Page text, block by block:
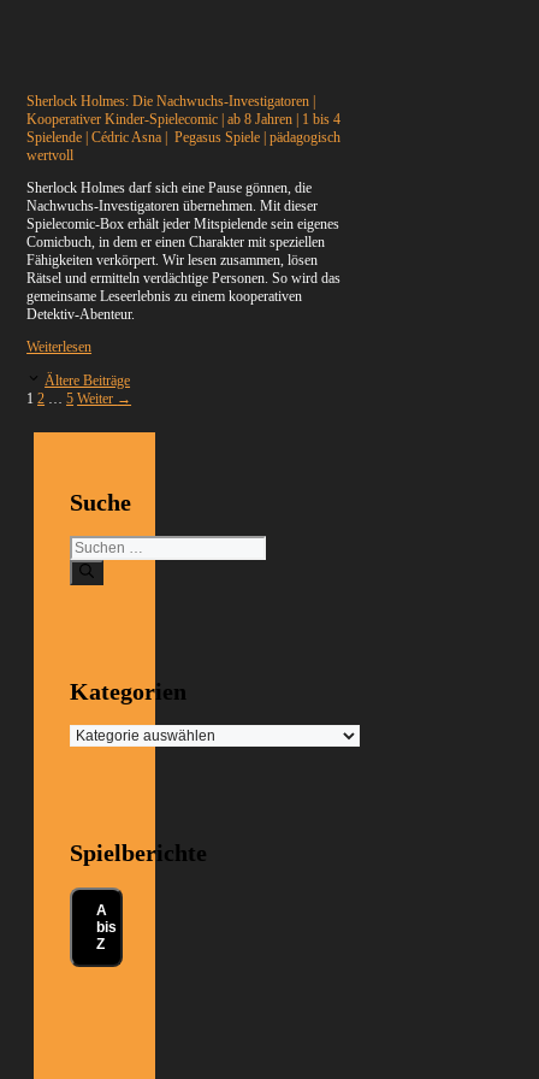
Sherlock Holmes: Die Nachwuchs-Investigatoren |
Kooperativer Kinder-Spielecomic | ab 8 Jahren | 1 bis 4
Spielende | Cédric Asna | Pegasus Spiele | pädagogisch
wertvoll
Sherlock Holmes darf sich eine Pause gönnen, die
Nachwuchs-Investigatoren übernehmen. Mit dieser
Spielecomic-Box erhält jeder Mitspielende sein eigenes
Comicbuch, in dem er einen Charakter mit speziellen
Fähigkeiten verkörpert. Wir lesen zusammen, lösen
Rätsel und ermitteln verdächtige Personen. So wird das
gemeinsame Leseerlebnis zu einem kooperativen
Detektiv-Abenteur.
Weiterlesen
Ältere Beiträge
Seite
1 Seite
2 … Seite
5 Weiter →
Suche
Suchen
nach:
Kategorien
Kategorien
Spielberichte
A
bis
Z